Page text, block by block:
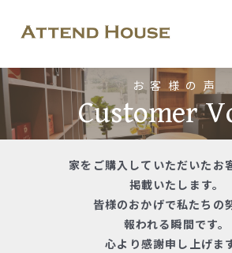
お客様の声
Customer
家をご購入していただいたお
掲載いたします。
皆様のおかげで私たちの
報われる瞬間です。
心より感謝申し上げます